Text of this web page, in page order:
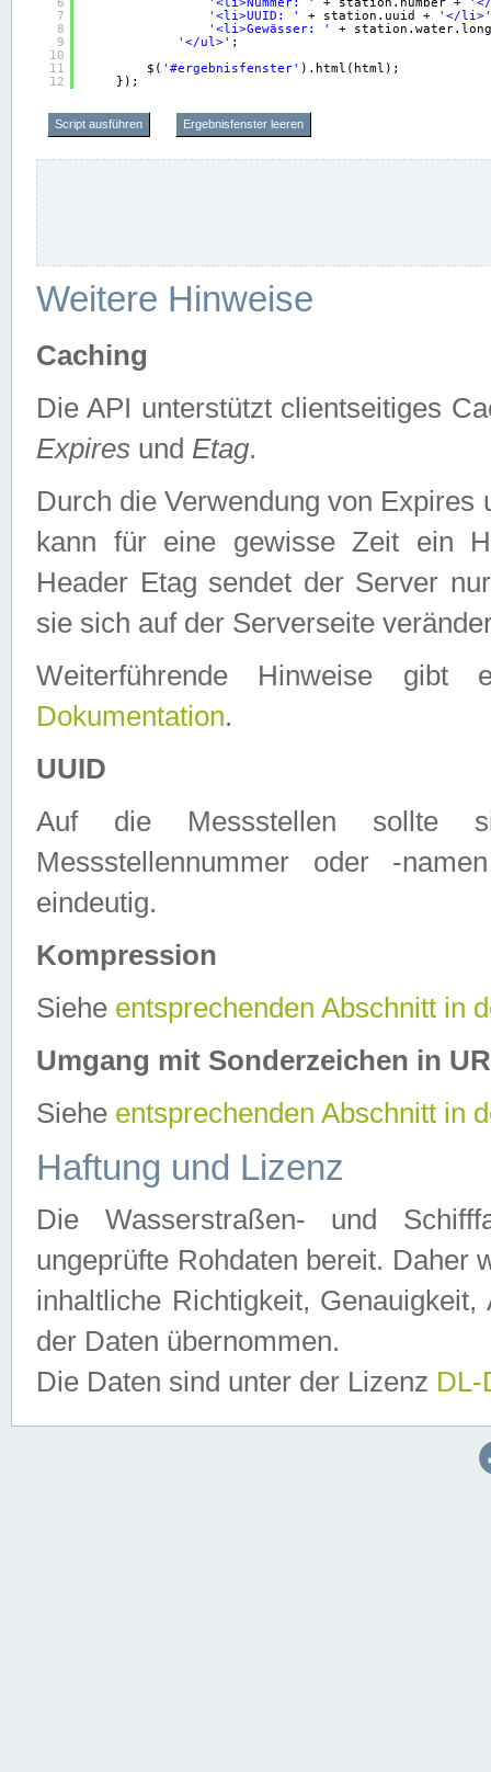
7
8
9
10
11
12
'<li>UUID: '
+ station.uuid +
'</li>'
'<li>Gewässer: '
+
'</ul>' ;
$( '#ergebnisfenster' ).html(html);
});
Script ausführen Ergebnisfenster leeren
Weitere Hinweise
Caching
Die API unterstützt clientseitiges
Expires und Etag.
Durch die Verwendung von
kann für eine gewisse Zeit ein
Header Etag sendet der Server
sie sich auf der Serverseite
Weiterführende Hinweise
Dokumentation.
UUID
Auf die Messstellen sollte
Messstellennummer oder -
eindeutig.
Kompression
Siehe entsprechenden Abschnitt in
Umgang mit Sonderzeichen in
Siehe entsprechenden Abschnitt in
Haftung und Lizenz
Die Wasserstraßen- und
ungeprüfte Rohdaten bereit. Daher
inhaltliche Richtigkeit,
der Daten übernommen.
Die Daten sind unter der Lizenz